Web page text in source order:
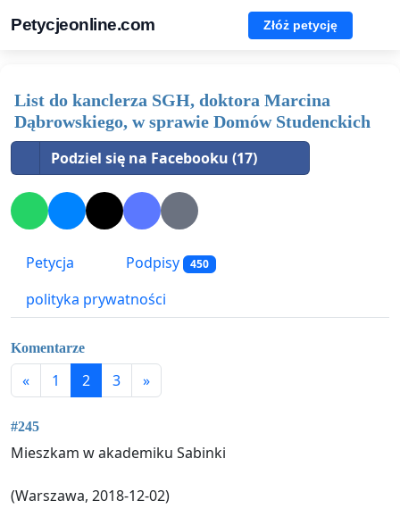
Petycjeonline.com Złóż petycję
List do kanclerza SGH, doktora Marcina
Dąbrowskiego, w sprawie Domów Studenckich
Podziel się na Facebooku (17)
Petycja Podpisy 450
polityka prywatności
Komentarze
« 1 2 3 »
#245
Mieszkam w akademiku Sabinki
(Warszawa, 2018-12-02)